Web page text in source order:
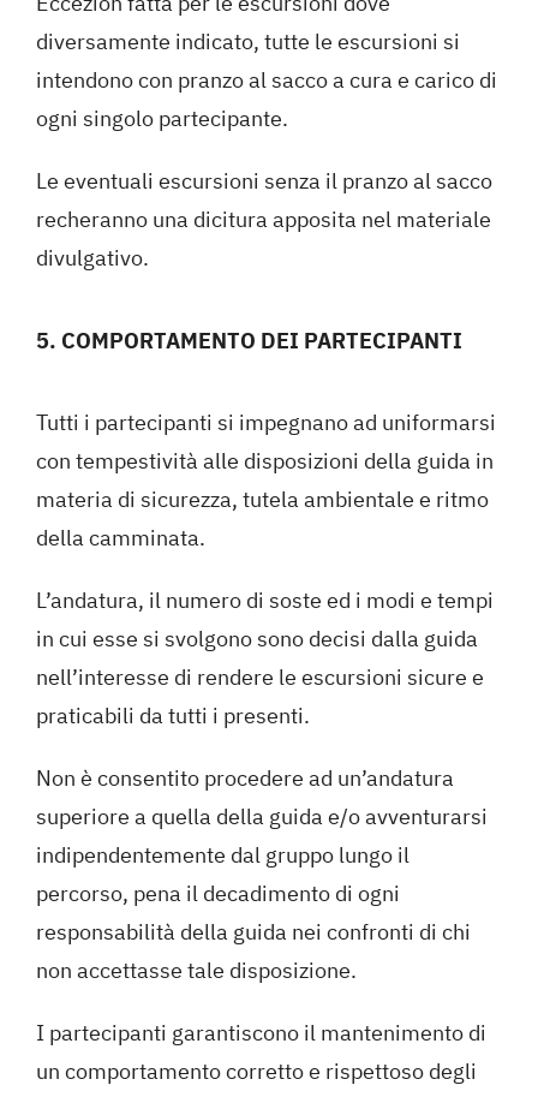
diversamente indicato, tutte le escursioni si
intendono con pranzo al sacco a cura e carico di
ogni singolo partecipante.
Le eventuali escursioni senza il pranzo al sacco
recheranno una dicitura apposita nel materiale
divulgativo.
5. COMPORTAMENTO DEI PARTECIPANTI
Tutti i partecipanti si impegnano ad uniformarsi
con tempestività alle disposizioni della guida in
materia di sicurezza, tutela ambientale e ritmo
della camminata.
L’andatura, il numero di soste ed i modi e tempi
in cui esse si svolgono sono decisi dalla guida
nell’interesse di rendere le escursioni sicure e
praticabili da tutti i presenti.
Non è consentito procedere ad un’andatura
superiore a quella della guida e/o avventurarsi
indipendentemente dal gruppo lungo il
percorso, pena il decadimento di ogni
responsabilità della guida nei confronti di chi
non accettasse tale disposizione.
I partecipanti garantiscono il mantenimento di
un comportamento corretto e rispettoso degli